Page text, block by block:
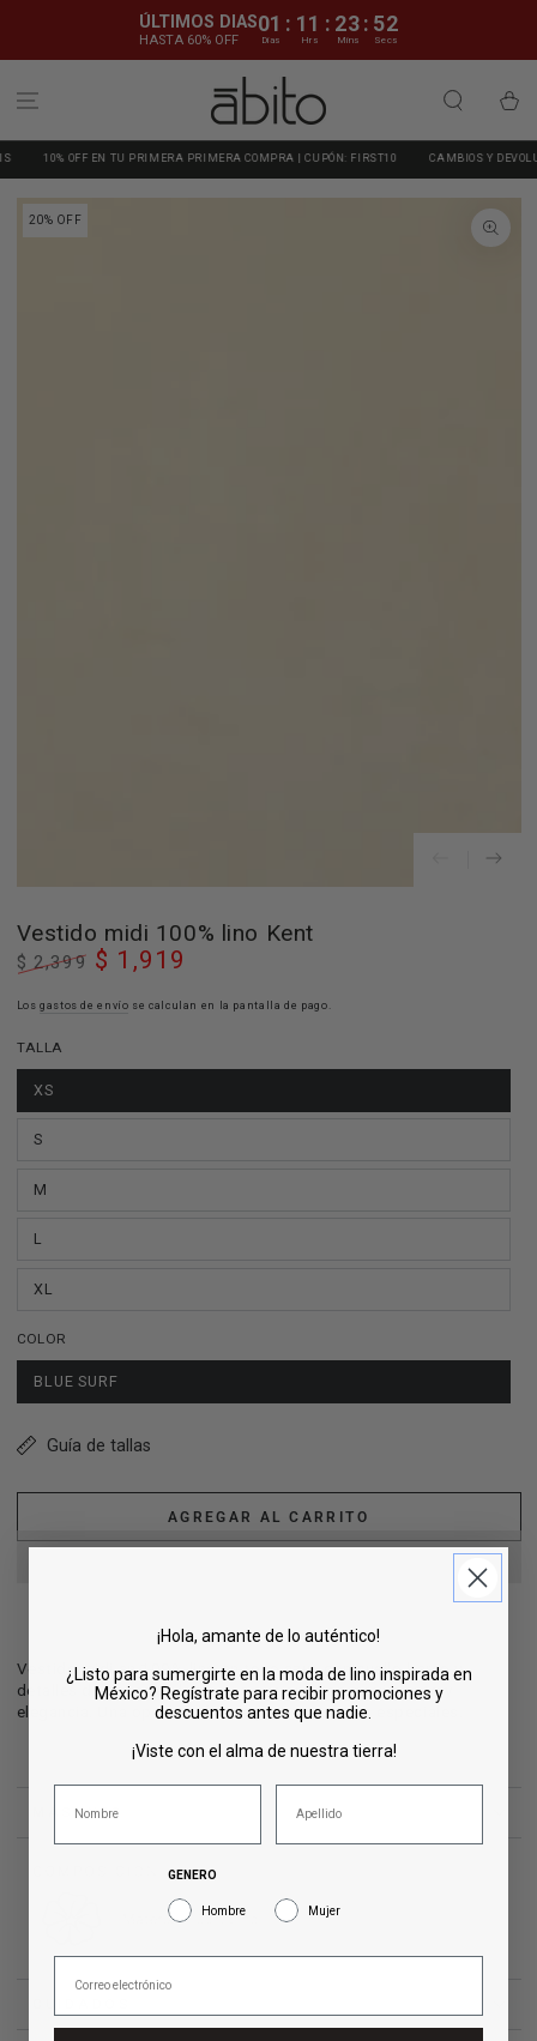
IR AL CONTENIDO ÚLTIMOS DIAS
HASTA 60% OFF
01: 11
Carrito
OFF EN TU PRIMERA PRIMERA COMPRA | CUPÓN: FIRST10 CAMBIOS Y DEVOLUCIONES
20% OFF
IR A LA
INFORMACIÓN DEL
PRODUCTO
Vestido midi 100% lino Kent
regular
$ 2,399
de
$ 1,919
Losgastos de envío se calculan en la pantalla de pago.
TALLA
XS
S
M
L
XL
COLOR
BLUE SURF
Guía de tallas
AGREGAR AL CARRITO
Vestido midi en 100% lino en tono azul, con cuello barco y
detalles de capas en los bajos que aportan movimiento y
elegancia. Una opción refinada para ocasiones especiales.
MÁS INFO
¡Hola, amante de lo auténtico!
¿Listo para sumergirte en la moda de lino inspirada en
México? Regístrate para recibir promociones y
descuentos antes que nadie.
¡Viste con el alma de nuestra tierra!
GENERO
Hombre Mujer